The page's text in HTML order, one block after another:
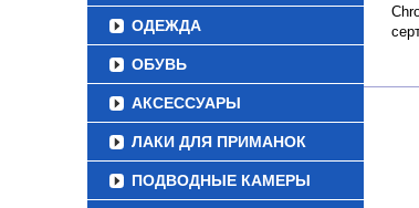
ОДЕЖДА
ОБУВЬ
АКСЕССУАРЫ
ЛАКИ ДЛЯ ПРИМАНОК
ПОДВОДНЫЕ КАМЕРЫ